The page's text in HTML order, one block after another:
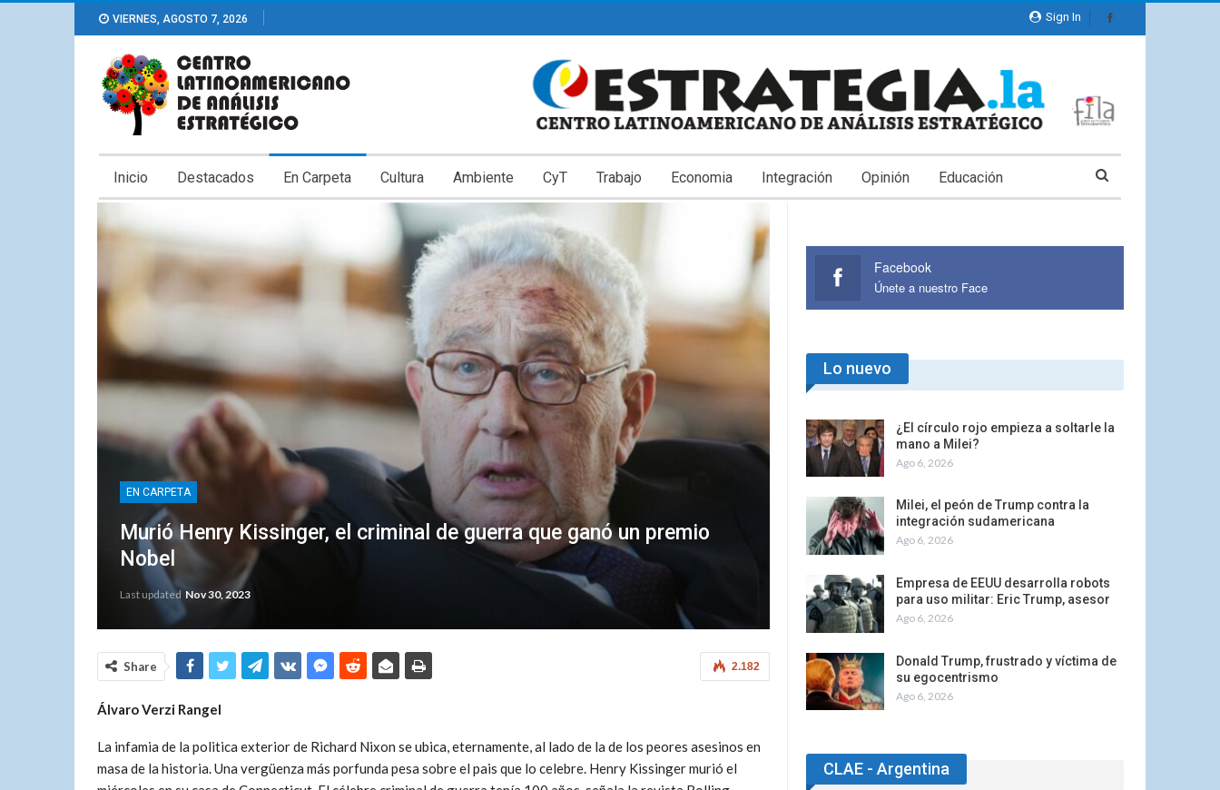
Sign In
VIERNES, AGOSTO 7, 2026
Inicio Destacados En Carpeta Cultura Ambiente CyT Trabajo Economia Integración Opinión Educación
EN CARPETA
Murió Henry Kissinger, el criminal de guerra que ganó un premio
Nobel
Last updated Nov 30, 2023
2.182
Share
Álvaro Verzi Rangel
La infamia de la politica exterior de Richard Nixon se ubica, eternamente, al lado de la de los peores asesinos en
masa de la historia. Una vergüenza más porfunda pesa sobre el pais que lo celebre. Henry Kissinger murió el
Facebook
Únete a nuestro Face
Lo nuevo
¿El círculo rojo empieza a soltarle la
mano a Milei?
Ago 6, 2026
Milei, el peón de Trump contra la
integración sudamericana
Ago 6, 2026
Empresa de EEUU desarrolla robots
para uso militar: Eric Trump, asesor
Ago 6, 2026
Donald Trump, frustrado y víctima de
su egocentrismo
Ago 6, 2026
CLAE - Argentina